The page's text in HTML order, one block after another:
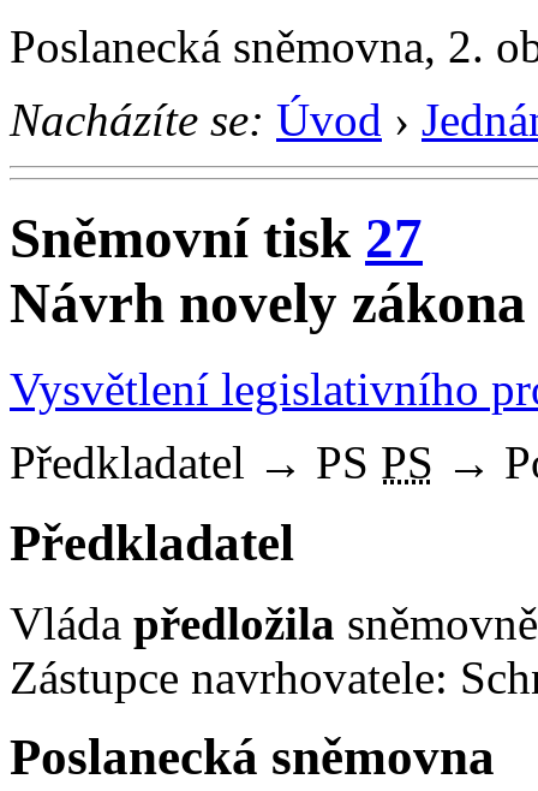
Poslanecká sněmovna, 2.
Nacházíte se: Úvod ›
Sněmovní tisk 27
Návrh novely
Vysvětlení legislativního
Předkladatel → PS PS →
Předkladatel
Vláda předložila
Zástupce navrhovatele:
Poslanecká sněmovna